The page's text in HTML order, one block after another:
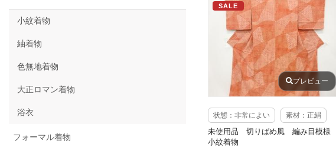
小紋着物
紬着物
色無地着物
大正ロマン着物
浴衣
フォーマル着物
SALE
プレビュー
状態：非常によい 素材：正絹
未使用品 切りばめ風 編み目模様
小紋着物